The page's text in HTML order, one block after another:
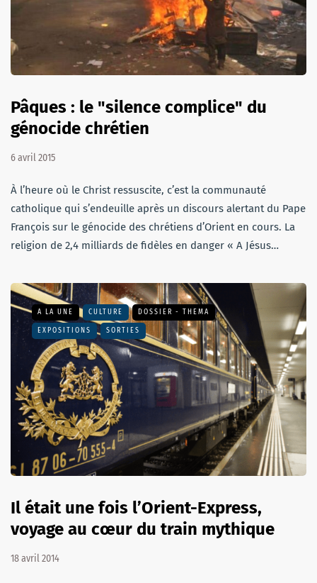
Pâques : le "silence complice" du
génocide chrétien
6 avril 2015
À l’heure où le Christ ressuscite, c’est la communauté
catholique qui s’endeuille après un discours alertant du Pape
François sur le génocide des chrétiens d’Orient en cours. La
religion de 2,4 milliards de fidèles en danger « A Jésus…
A LA UNE CULTURE DOSSIER - THEMA
EXPOSITIONS SORTIES
Il était une fois l’Orient-Express,
voyage au cœur du train mythique
18 avril 2014